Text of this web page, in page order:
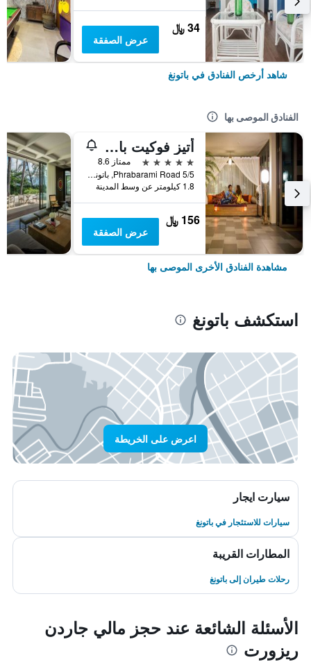
34 ﷼
عرض الصفقة
شاهد أرخص الفنادق في باتونغ
الفنادق الموصى بها
أتيز فوكيت باتونج
5 نجوم
ممتاز 8.6
5/5 Phrabarami Road, باتونغ, تايلاند
1.8 كيلومتر عن وسط المدينة
156 ﷼
عرض الصفقة
مشاهدة الفنادق الأخرى الموصى بها
استكشف باتونغ
اعرض على الخريطة
سيارت ايجار
سيارات للاستئجار في باتونغ
المطارات القريبة
رحلات طيران إلى باتونغ
الأسئلة الشائعة عند حجز مالي جاردن
ريزورت